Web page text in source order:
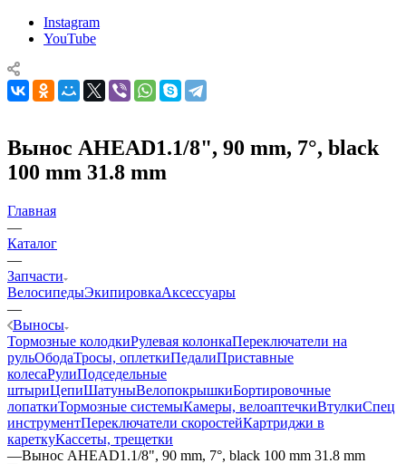
Instagram
YouTube
Вынос AHEAD1.1/8", 90 mm, 7°, black
100 mm 31.8 mm
Главная
—
Каталог
—
Запчасти
ВелосипедыЭкипировкаАксессуары
—
Выносы
Тормозные колодкиРулевая колонкаПереключатели на
рульОбодаТросы, оплеткиПедалиПриставные
колесаРулиПодседельные
штыриЦепиШатуныВелопокрышкиБортировочные
лопаткиТормозные системыКамеры, велоаптечкиВтулкиСпец
инструментПереключатели скоростейКартриджи в
кареткуКассеты, трещетки
—Вынос AHEAD1.1/8", 90 mm, 7°, black 100 mm 31.8 mm